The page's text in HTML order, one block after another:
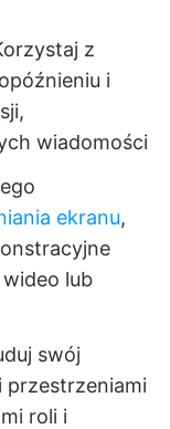
z
i
wiadomości
ekranu,
lub
swój
przestrzeniami
roli i